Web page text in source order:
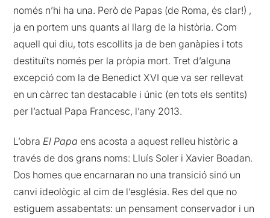
només n’hi ha una. Però de Papas (de Roma, és clar!) ,
ja en portem uns quants al llarg de la història. Com
aquell qui diu, tots escollits ja de ben ganàpies i tots
destituïts només per la pròpia mort. Tret d’alguna
excepció com la de Benedict XVI que va ser rellevat
en un càrrec tan destacable i únic (en tots els sentits)
per l’actual Papa Francesc, l’any 2013.
L’obra El Papa ens acosta a aquest relleu històric a
través de dos grans noms: Lluís Soler i Xavier Boadan.
Dos homes que encarnaran no una transició sinó un
canvi ideològic al cim de l’església. Res del que no
estiguem assabentats: un pensament conservador i un